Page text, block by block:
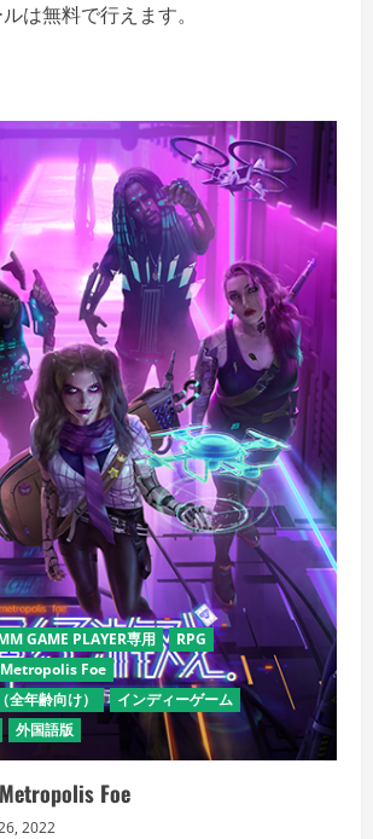
は無料で行えます。
GAME PLAYER専用
RPG
Foe
全年齢向け）
インディーゲーム
外国語版
Foe
2022